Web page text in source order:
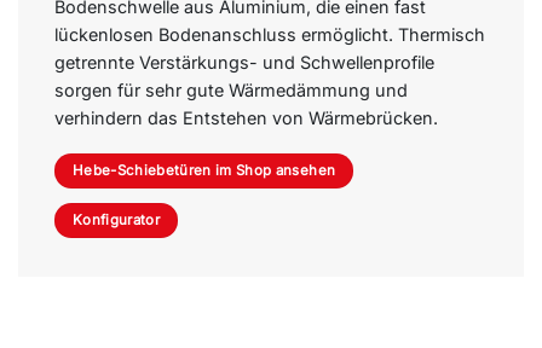
Bodenschwelle aus Aluminium, die einen fast
lückenlosen Bodenanschluss ermöglicht. Thermisch
getrennte Verstärkungs- und Schwellenprofile
sorgen für sehr gute Wärmedämmung und
verhindern das Entstehen von Wärmebrücken.
Hebe-Schiebetüren im Shop ansehen
Konfigurator